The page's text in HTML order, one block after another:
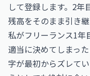
して登録します。2
残高をそのまま引き継
私がフリーランス1年
適当に決めてしまっ
字が最初からズレて